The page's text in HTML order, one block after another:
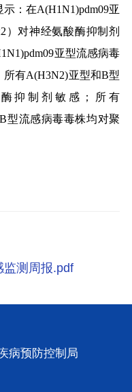
：在A(H1N1)pdm09亚
）对神经氨酸酶抑制剂
亚型流感病毒
有A(H3N2)亚型和B型
抑制剂敏感；所有
型流感病毒毒株均对聚
监测周报.pdf
病预防控制局